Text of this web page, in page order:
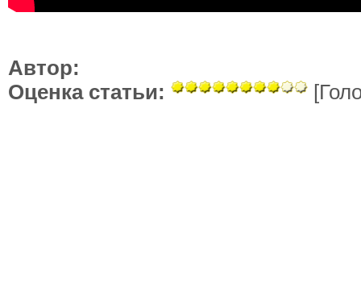
Автор:
Оценка статьи: